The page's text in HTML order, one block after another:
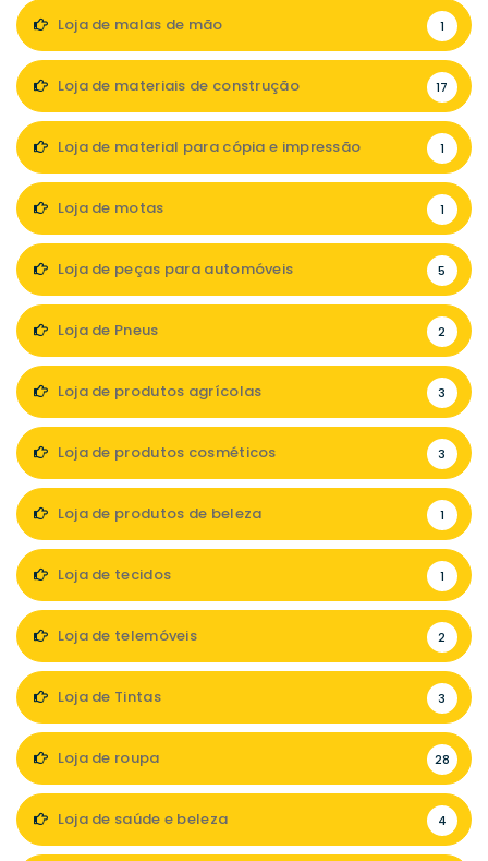
Loja de malas de mão 1
Loja de materiais de construção 17
Loja de material para cópia e impressão 1
Loja de motas 1
Loja de peças para automóveis 5
Loja de Pneus 2
Loja de produtos agrícolas 3
Loja de produtos cosméticos 3
Loja de produtos de beleza 1
Loja de tecidos 1
Loja de telemóveis 2
Loja de Tintas 3
Loja de roupa 28
Loja de saúde e beleza 4